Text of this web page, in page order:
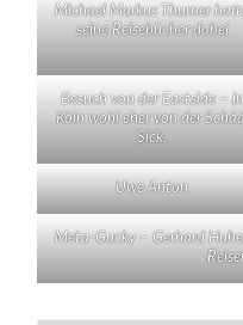
Michael Markus Thurner
seine Reisebücher dabei
Besuch von der Eastside – in
Köln wohl eher von der
Sick.
Uwe Anton
Meta-Gucky – Gerhard